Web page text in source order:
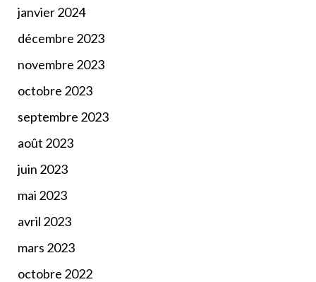
janvier 2024
décembre 2023
novembre 2023
octobre 2023
septembre 2023
août 2023
juin 2023
mai 2023
avril 2023
mars 2023
octobre 2022